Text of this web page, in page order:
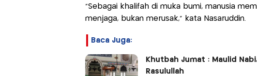
“Sebagai khalifah di muka bumi, manusia
menjaga, bukan merusak,” kata Nasaruddin.
Baca Juga:
Khutbah Jumat : Maulid
Rasulullah